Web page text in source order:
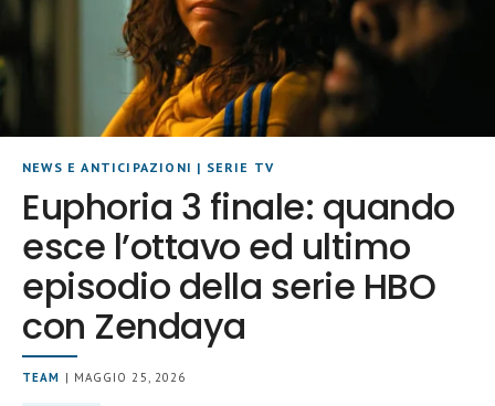
NEWS E ANTICIPAZIONI | SERIE TV
Euphoria 3 finale: quando
esce l’ottavo ed ultimo
episodio della serie HBO
con Zendaya
TEAM | MAGGIO 25, 2026